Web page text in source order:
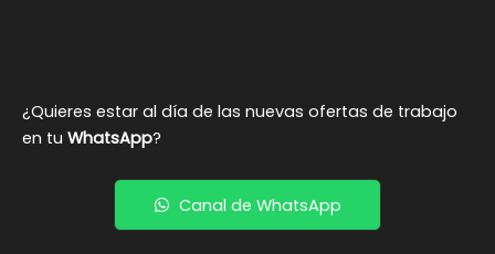
¿Quieres estar al día de las nuevas ofertas de trabajo
en tu WhatsApp?
Canal de WhatsApp